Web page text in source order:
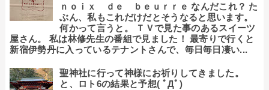
ｎｏｉｘ ｄｅ ｂｅｕｒｒｅ なんだこれ？ た
ぶん、私もこれだけだとそうなると思います。
何かって言うと。 ＴＶで見た事のあるスイーツ
屋さん。 私は林修先生の番組で見ました！ 最寄りで行くと
新宿伊勢丹に入っているテナントさんで、毎日毎日凄い...
聖神社に行って神様にお祈りしてきました。
と、ロト6の結果と予想( ﾟДﾟ)